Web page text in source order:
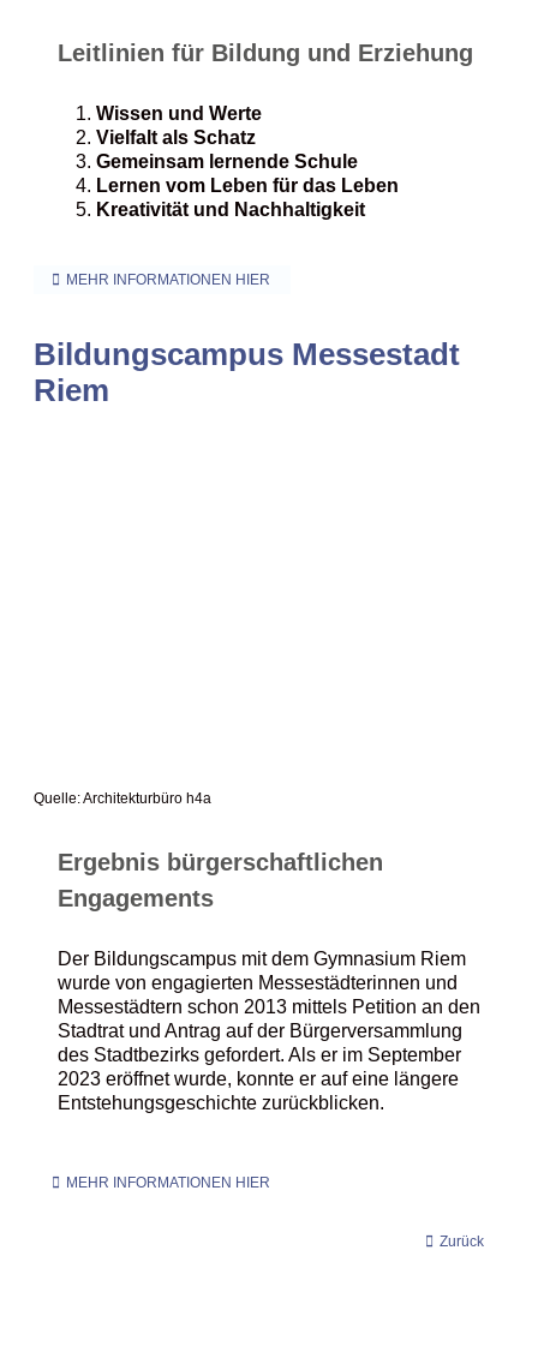
Leitlinien für Bildung und Erziehung
Wissen und Werte
Vielfalt als Schatz
Gemeinsam lernende Schule
Lernen vom Leben für das Leben
Kreativität und Nachhaltigkeit
MEHR INFORMATIONEN HIER
Bildungscampus Messestadt
Riem
Quelle: Architekturbüro h4a
Ergebnis bürgerschaftlichen
Engagements
Der Bildungscampus mit dem Gymnasium Riem
wurde von engagierten Messestädterinnen und
Messestädtern schon 2013 mittels Petition an den
Stadtrat und Antrag auf der Bürgerversammlung
des Stadtbezirks gefordert. Als er im September
2023 eröffnet wurde, konnte er auf eine längere
Entstehungsgeschichte zurückblicken.
MEHR INFORMATIONEN HIER
Zurück